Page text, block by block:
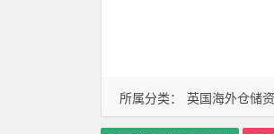
所属分类： 英国海外仓储